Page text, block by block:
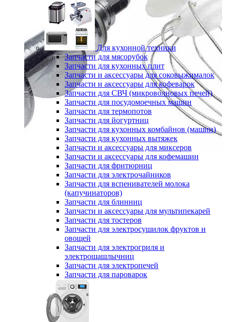
Для кухонной техники
Запчасти для мясорубок
Запчасти для кухонных плит
Запчасти и аксессуары для соковыжималок
Запчасти и аксессуары для кофеварок
Запчасти для СВЧ (микроволновых печей)
Запчасти для посудомоечных машин
Запчасти для термопотов
Запчасти для йогуртниц
Запчасти для кухонных комбайнов (машин)
Запчасти для кухонных вытяжек
Запчасти и аксессуары для миксеров
Запчасти и аксессуары для кофемашин
Запчасти для фритюрниц
Запчасти для электрочайников
Запчасти для вспенивателей молока
(капучинаторов)
Запчасти для блинниц
Запчасти и аксессуары для мультипекарей
Запчасти для тостеров
Запчасти для электросушилок фруктов и
овощей
Запчасти для электрогриля и
электрошашлычниц
Запчасти для электропечей
Запчасти для пароварок